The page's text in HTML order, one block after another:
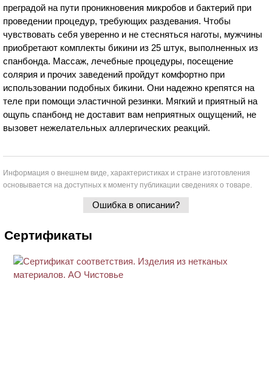
преградой на пути проникновения микробов и бактерий при
проведении процедур, требующих раздевания. Чтобы
чувствовать себя уверенно и не стесняться наготы, мужчины
приобретают комплекты бикини из 25 штук, выполненных из
спанбонда. Массаж, лечебные процедуры, посещение
солярия и прочих заведений пройдут комфортно при
использовании подобных бикини. Они надежно крепятся на
теле при помощи эластичной резинки. Мягкий и приятный на
ощупь спанбонд не доставит вам неприятных ощущений, не
вызовет нежелательных аллергических реакций.
Информация о внешнем виде, характеристиках и стране изготовления
основывается на доступных к моменту публикации сведениях о товаре.
Ошибка в описании?
Сертификаты